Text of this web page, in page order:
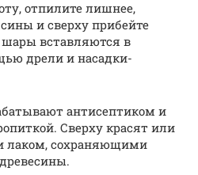
отпилите лишнее,
и сверху прибейте
вставляются в
дрели и насадки-
антисептиком и
Сверху красят или
лаком, сохраняющими